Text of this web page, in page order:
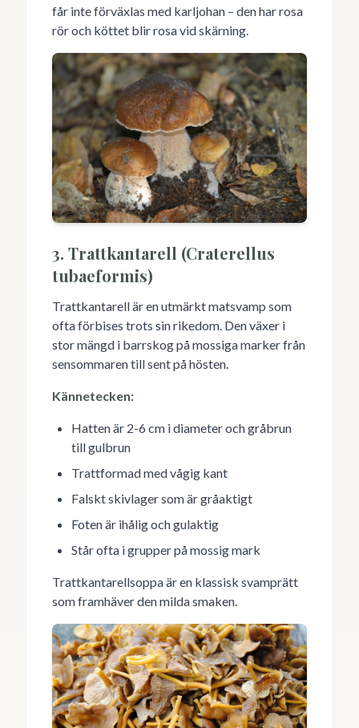
får inte förväxlas med karljohan – den har rosa
rör och köttet blir rosa vid skärning.
3. Trattkantarell (Craterellus
tubaeformis)
Trattkantarell är en utmärkt matsvamp som
ofta förbises trots sin rikedom. Den växer i
stor mängd i barrskog på mossiga marker från
sensommaren till sent på hösten.
Kännetecken:
Hatten är 2-6 cm i diameter och gråbrun
till gulbrun
Trattformad med vågig kant
Falskt skivlager som är gråaktigt
Foten är ihålig och gulaktig
Står ofta i grupper på mossig mark
Trattkantarellsoppa är en klassisk svamprätt
som framhäver den milda smaken.